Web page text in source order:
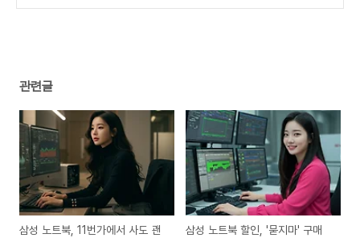
관련글
삼성 노트북, 11번가에서 사도 괜
삼성 노트북 할인, '묻지마' 구매